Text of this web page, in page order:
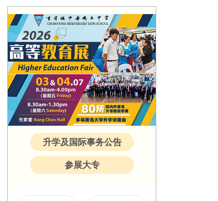
升学及国际事务公告
参展大专